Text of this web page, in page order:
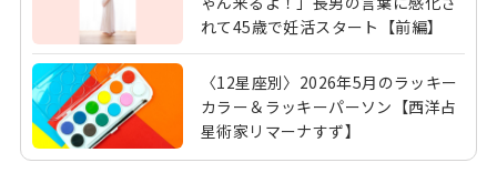
れて45歳で妊活スタート【前編】
〈12星座別〉2026年5月のラッキー
カラー＆ラッキーパーソン【西洋占
星術家リマーナすず】